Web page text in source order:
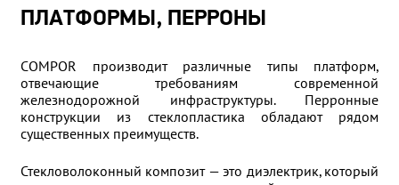
ПЛАТФОРМЫ, ПЕРРОНЫ
COMPOR производит различные типы платформ,
отвечающие требованиям современной
железнодорожной инфраструктуры. Перронные
конструкции из стеклопластика обладают рядом
существенных преимуществ.
Стекловолоконный композит — это диэлектрик, который